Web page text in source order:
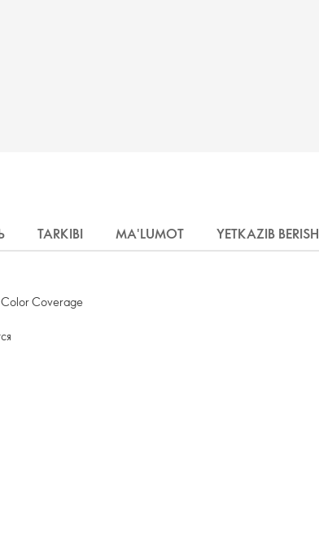
TARKIBI MA'LUMOT YETKAZIB BERISH
Color Coverage